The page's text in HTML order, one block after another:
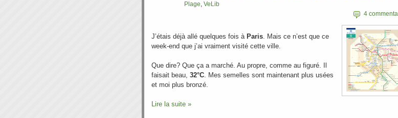
Plage, VeLib
4
J’étais déjà allé quelques fois à Paris. Mais ce n’est que ce
week-end que j’ai vraiment visité cette ville.
Que dire? Que ça a marché. Au propre, comme au figuré. Il
faisait beau, 32°C. Mes semelles sont maintenant plus usées
et moi plus bronzé.
Lire la suite »